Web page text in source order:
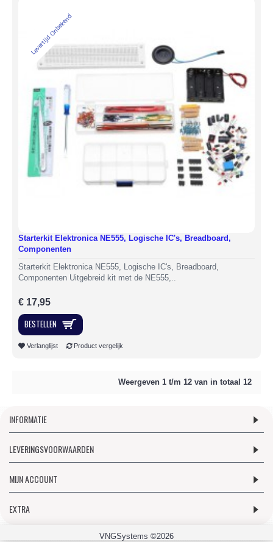
Levertijd Onbekend
Starterkit Elektronica NE555, Logische IC's, Breadboard,
Componenten
Starterkit Elektronica NE555, Logische IC's, Breadboard,
Componenten Uitgebreid kit met de NE555,..
€ 17,95
BESTELLEN
Verlanglijst Product vergelijk
Weergeven 1 t/m 12 van in totaal 12
INFORMATIE
LEVERINGSVOORWAARDEN
MIJN ACCOUNT
EXTRA
VNGSystems ©2026